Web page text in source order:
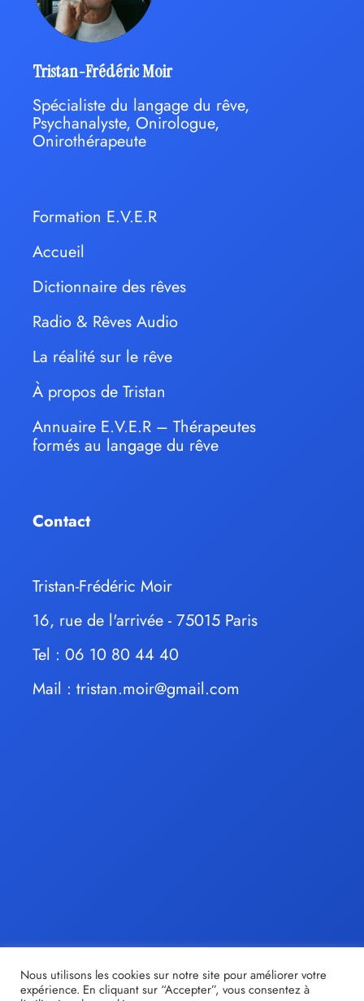
Tristan-Frédéric Moir
Spécialiste du langage du rêve,
Psychanalyste, Onirologue,
Onirothérapeute
Formation E.V.E.R
Accueil
Dictionnaire des rêves
Radio & Rêves Audio
La réalité sur le rêve
À propos de Tristan
Annuaire E.V.E.R – Thérapeutes
formés au langage du rêve
Contact
Tristan-Frédéric Moir
16, rue de l'arrivée - 75015 Paris
Tel : 06 10 80 44 40
Mail : tristan.moir@gmail.com
Nous utilisons les cookies sur notre site pour améliorer votre
expérience. En cliquant sur “Accepter”, vous consentez à